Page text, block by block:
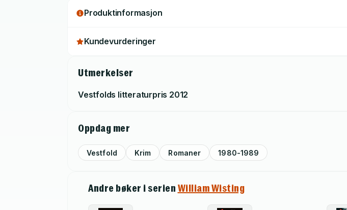
Produktinformasjon
Kundevurderinger
Utmerkelser
Vestfolds litteraturpris 2012
Oppdag mer
Vestfold Krim Romaner 1980-1989
Andre bøker i serien William Wisting